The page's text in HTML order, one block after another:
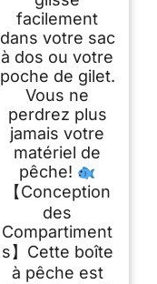
facilement
dans votre sac
à dos ou votre
poche de gilet.
Vous ne
perdrez plus
jamais votre
matériel de
pêche!
【Conception
des
Compartiment
s】Cette boîte
à pêche est